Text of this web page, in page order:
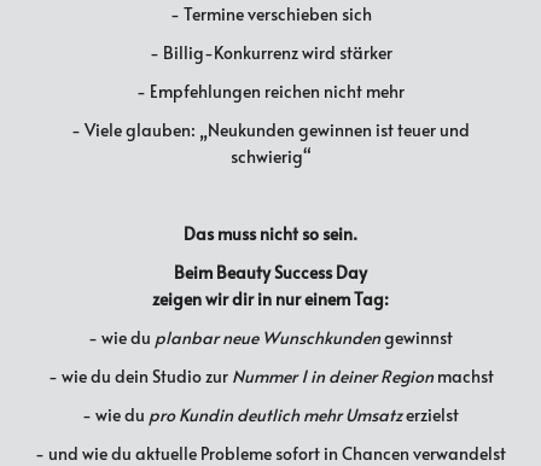
- Termine verschieben sich
- Billig-Konkurrenz wird stärker
- Empfehlungen reichen nicht mehr
- Viele glauben: „Neukunden gewinnen ist teuer und
schwierig“
Das muss nicht so sein.
Beim Beauty Success Day
zeigen wir dir in nur einem Tag:
- wie du planbar neue Wunschkundengewinnst
- wie du dein Studio zur Nummer 1 in deiner Regionmachst
- wie du pro Kundin deutlich mehr Umsatzerzielst
- und wie du aktuelle Probleme sofort in Chancen verwandelst